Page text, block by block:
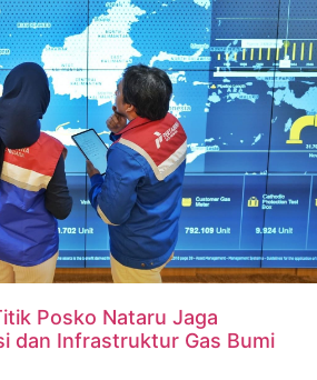
Posko Nataru Jaga
dan Infrastruktur Gas Bumi